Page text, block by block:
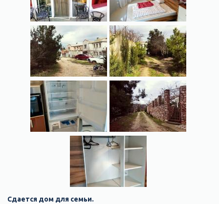
Сдается дом для семьи.